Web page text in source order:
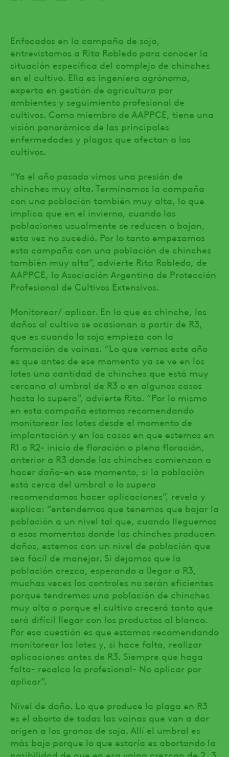
Enfocados en la campaña de soja,
entrevistamos a Rita Robledo para conocer la
situación específica del complejo de chinches
en el cultivo. Ella es ingeniera agrónoma,
experta en gestión de agricultura por
ambientes y seguimiento profesional de
cultivos. Como miembro de AAPPCE, tiene una
visión panorámica de las principales
enfermedades y plagas que afectan a los
cultivos.
“Ya el año pasado vimos una presión de
chinches muy alta. Terminamos la campaña
con una población también muy alta, lo que
implica que en el invierno, cuando las
poblaciones usualmente se reducen o bajan,
esta vez no sucedió. Por lo tanto empezamos
esta campaña con una población de chinches
también muy alta”, advierte Rita Robledo, de
AAPPCE, la Asociación Argentina de Protección
Profesional de Cultivos Extensivos.
Monitorear/ aplicar. En lo que es chinche, los
daños al cultivo se ocasionan a partir de R3,
que es cuando la soja empieza con la
formación de vainas. “Lo que vemos este año
es que antes de ese momento ya se ve en los
lotes una cantidad de chinches que está muy
cercana al umbral de R3 o en algunos casos
hasta lo supera”, advierte Rita. “Por lo mismo
en esta campaña estamos recomendando
monitorear los lotes desde el momento de
implantación y en los casos en que estemos en
R1 o R2- inicio de floración o plena floración,
anterior a R3 donde las chinches comienzan a
hacer daño-en ese momento, si la población
está cerca del umbral o lo supera
recomendamos hacer aplicaciones”, revela y
explica: “entendemos que tenemos que bajar la
población a un nivel tal que, cuando lleguemos
a esos momentos donde las chinches producen
daños, estemos con un nivel de población que
sea fácil de manejar. Si dejamos que la
población crezca, esperando a llegar a R3,
muchas veces los controles no serán eficientes
porque tendremos una población de chinches
muy alta o porque el cultivo crecerá tanto que
será difícil llegar con los productos al blanco.
Por esa cuestión es que estamos recomendando
monitorear los lotes y, si hace falta, realizar
aplicaciones antes de R3. Siempre que haga
falta- recalca la profesional- No aplicar por
aplicar”.
Nivel de daño. Lo que produce la plaga en R3
es el aborto de todas las vainas que van a dar
origen a los granos de soja. Allí el umbral es
más bajo porque lo que estaría es abortando la
posibilidad de que en esa vaina crezcan de 2, 3